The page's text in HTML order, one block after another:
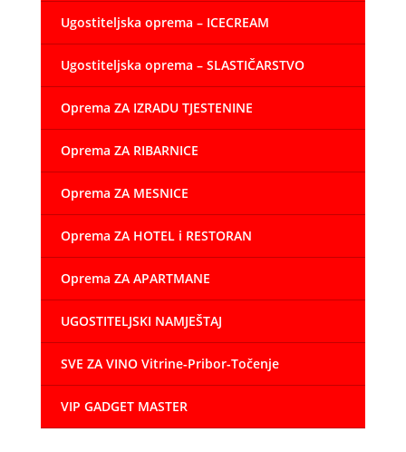
Ugostiteljska oprema – ICECREAM
Ugostiteljska oprema – SLASTIČARSTVO
Oprema ZA IZRADU TJESTENINE
Oprema ZA RIBARNICE
Oprema ZA MESNICE
Oprema ZA HOTEL i RESTORAN
Oprema ZA APARTMANE
UGOSTITELJSKI NAMJEŠTAJ
SVE ZA VINO Vitrine-Pribor-Točenje
VIP GADGET MASTER